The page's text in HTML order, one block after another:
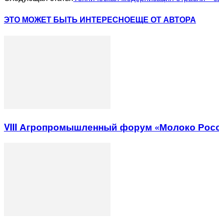
ЭТО МОЖЕТ БЫТЬ ИНТЕРЕСНОЕЩЕ ОТ АВТОРА
VIII Агропромышленный форум «Молоко